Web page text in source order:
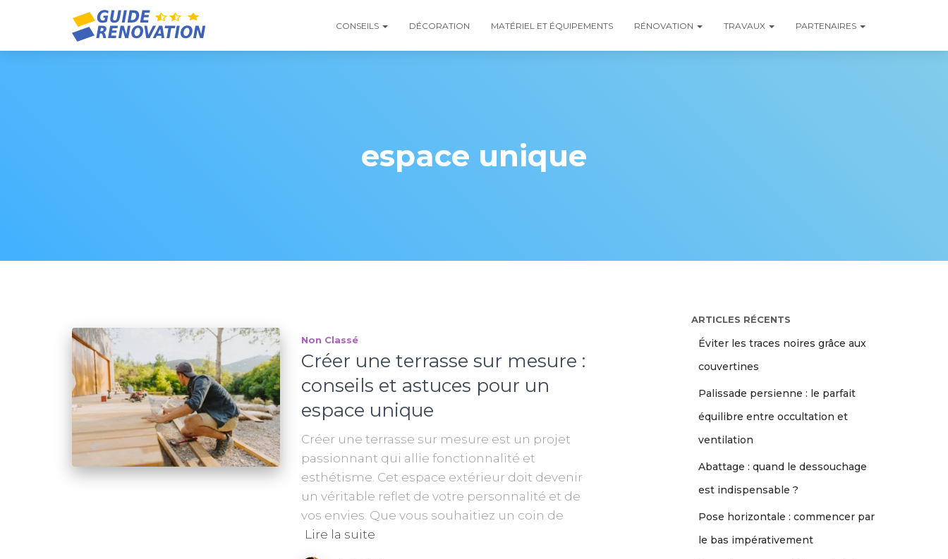
CONSEILS DÉCORATION MATÉRIEL ET ÉQUIPEMENTS RÉNOVATION TRAVAUX PARTENAIRES
espace unique
Non Classé
Créer une terrasse sur mesure :
conseils et astuces pour un
espace unique
Créer une terrasse sur mesure est un projet
passionnant qui allie fonctionnalité et
esthétisme. Cet espace extérieur doit devenir
un véritable reflet de votre personnalité et de
vos envies. Que vous souhaitiez un coin de
Lire la suite
ARTICLES RÉCENTS
Éviter les traces noires grâce aux
couvertines
Palissade persienne : le parfait
équilibre entre occultation et
ventilation
Abattage : quand le dessouchage
est indispensable ?
Pose horizontale : commencer par
le bas impérativement